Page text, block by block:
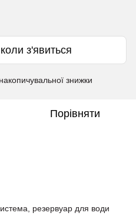
з'явиться
знижки
Порівняти
резервуар для води